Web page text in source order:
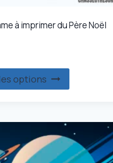
à imprimer du Père Noël
options
produit
variations.
Les
options